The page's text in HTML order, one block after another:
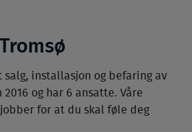
salg, installasjon og befaring av
og har 6 ansatte. Våre
for at du skal føle deg